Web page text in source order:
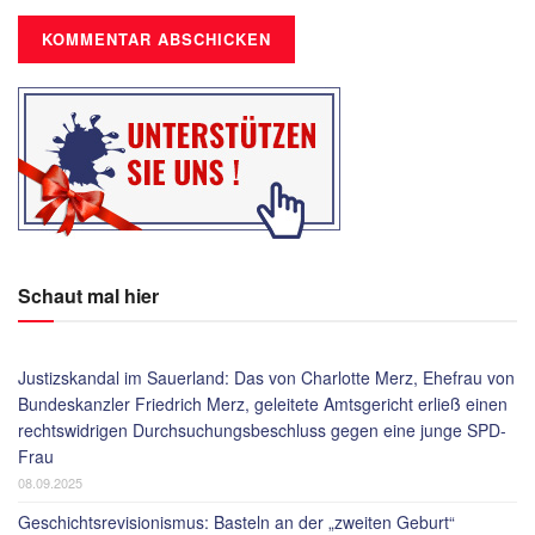
Schaut mal hier
Justizskandal im Sauerland: Das von Charlotte Merz, Ehefrau von
Bundeskanzler Friedrich Merz, geleitete Amtsgericht erließ einen
rechtswidrigen Durchsuchungsbeschluss gegen eine junge SPD-
Frau
08.09.2025
Geschichtsrevisionismus: Basteln an der „zweiten Geburt“